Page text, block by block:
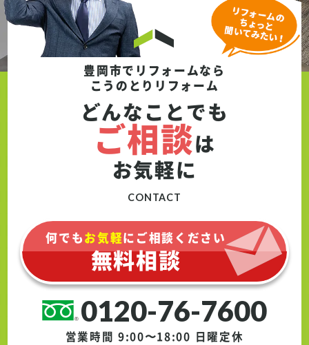
豊岡市でリフォームなら
こうのとりリフォーム
どんなことでも
ご相談は
お気軽に
CONTACT
0120-76-7600
営業時間 9:00〜18:00 日曜定休
何でもお気軽にご相談ください
無料相談